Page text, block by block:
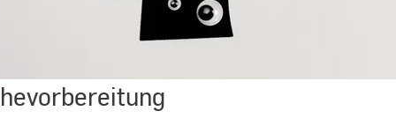
©
Tara
Winstead